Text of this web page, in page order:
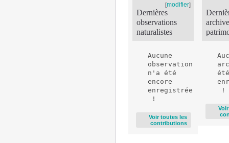
[modifier]
Dernières
observations
naturalistes
Aucune
observation
n'a été
encore
enregistrée
Voir toutes les
contributions